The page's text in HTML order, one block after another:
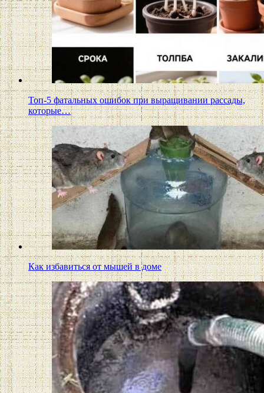
Топ-5 фатальных ошибок при выращивании рассады,
которые…
Как избавиться от мышей в доме